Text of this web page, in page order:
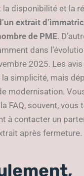
disponibilité et la
extrait
de PME.
dans
2025. Les
la simplicité, mais
modernisation.
FAQ, souvent, vous
à contacter un
après fermeture.